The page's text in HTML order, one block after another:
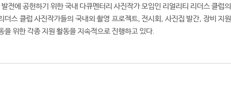
전에 공헌하기 위한 국내 다큐멘터리 사진작가 모임인 리얼리티 리더스 클럽의
스 클럽 사진작가들의 국내외 촬영 프로젝트, 전시회, 사진집 발간, 장비 지원
을 위한 각종 지원 활동을 지속적으로 진행하고 있다.